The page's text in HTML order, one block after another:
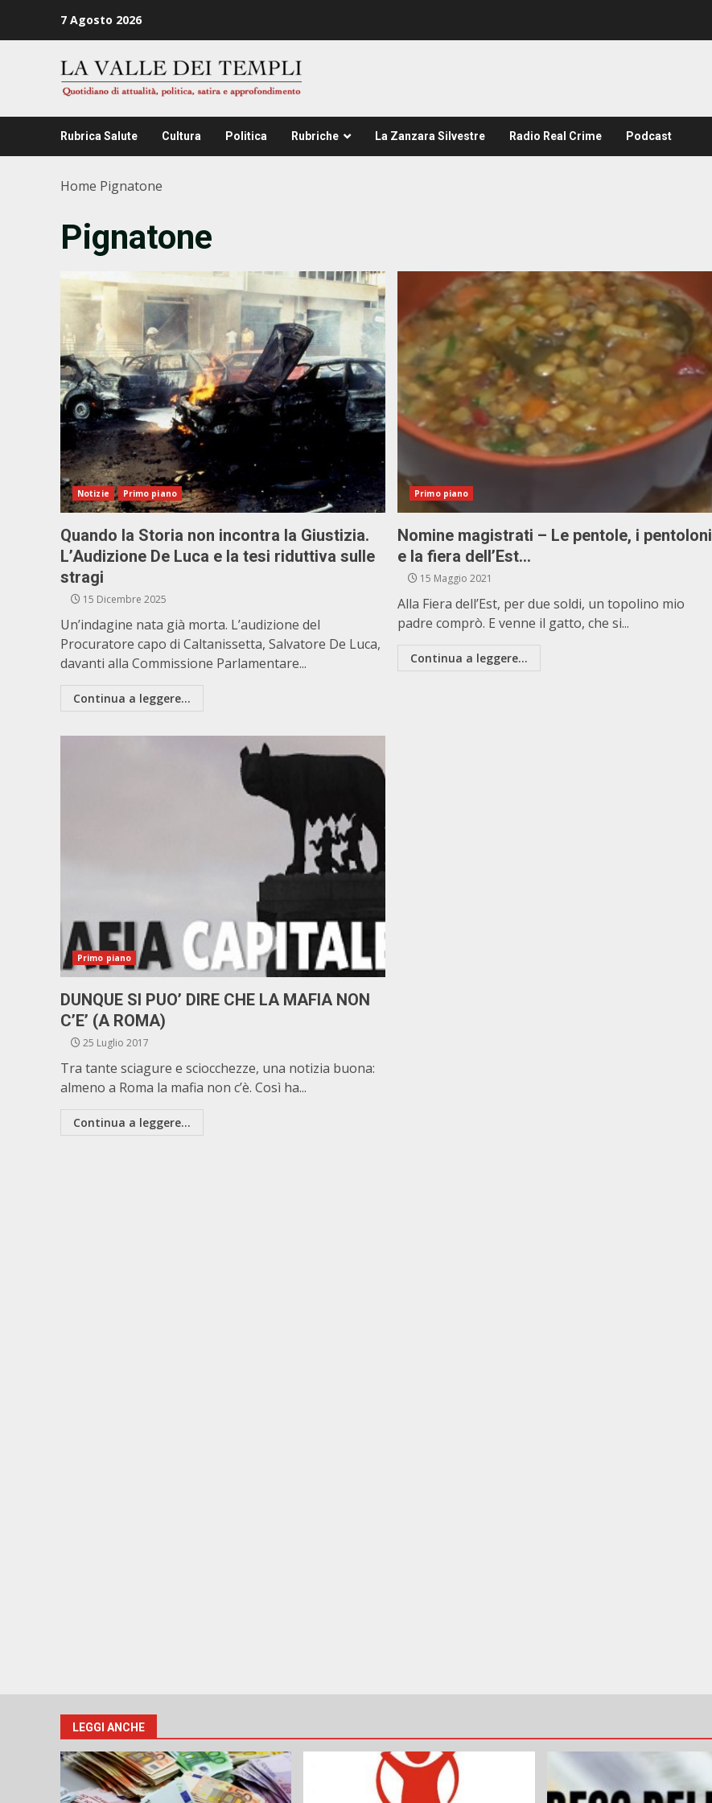
7 Agosto 2026
Rubrica Salute Cultura Politica Rubriche La Zanzara Silvestre Radio Real Crime Podcast
Home Pignatone
Pignatone
Notizie Primo piano
Quando la Storia non incontra la Giustizia.
L’Audizione De Luca e la tesi riduttiva sulle
stragi
15 Dicembre 2025
Un’indagine nata già morta. L’audizione del
Procuratore capo di Caltanissetta, Salvatore De Luca,
davanti alla Commissione Parlamentare...
Continua a leggere...
Primo piano
Nomine magistrati – Le pentole, i pentoloni
e la fiera dell’Est…
15 Maggio 2021
Alla Fiera dell’Est, per due soldi, un topolino mio
padre comprò. E venne il gatto, che si...
Continua a leggere...
Primo piano
DUNQUE SI PUO’ DIRE CHE LA MAFIA NON
C’E’ (A ROMA)
25 Luglio 2017
Tra tante sciagure e sciocchezze, una notizia buona:
almeno a Roma la mafia non c’è. Così ha...
Continua a leggere...
LEGGI ANCHE